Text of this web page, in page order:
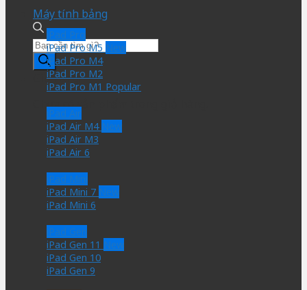
Tìm
kiếm
sản
phẩm
Giỏ hàng
Chưa có sản phẩm trong giỏ hàng.
Máy tính bảng
iPad Pro
iPad Pro M5
iPad Pro M4
iPad Pro M2
iPad Pro M1
iPad Air
iPad Air M4
iPad Air M3
iPad Air 6
iPad Mini
iPad Mini 7
iPad Mini 6
iPad Gen
iPad Gen 11
iPad Gen 10
iPad Gen 9